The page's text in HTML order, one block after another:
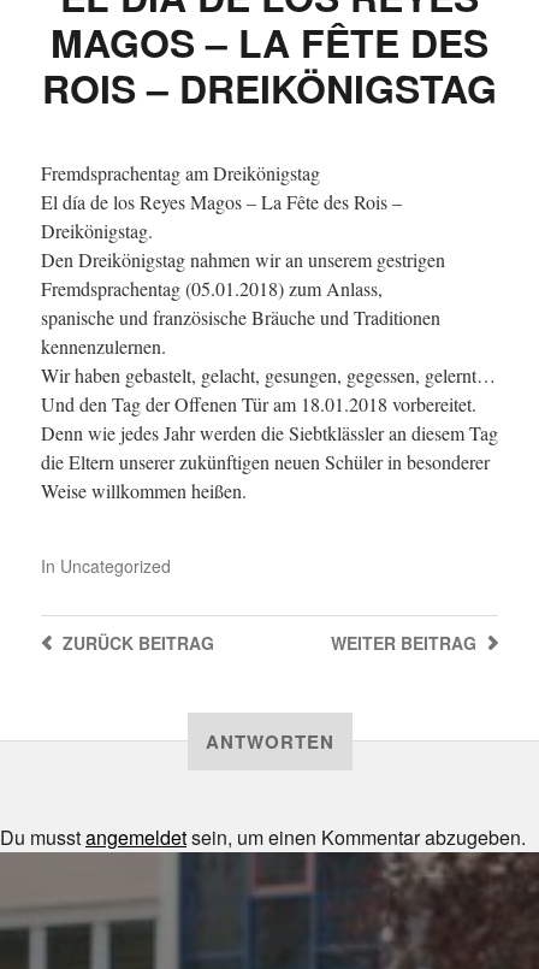
MAGOS – LA FÊTE DES
ROIS – DREIKÖNIGSTAG
Fremdsprachentag am Dreikönigstag
El día de los Reyes Magos – La Fête des Rois –
Dreikönigstag.
Den Dreikönigstag nahmen wir an unserem gestrigen
Fremdsprachentag (05.01.2018) zum Anlass,
spanische und französische Bräuche und Traditionen
kennenzulernen.
Wir haben gebastelt, gelacht, gesungen, gegessen, gelernt…
Und den Tag der Offenen Tür am 18.01.2018 vorbereitet.
Denn wie jedes Jahr werden die Siebtklässler an diesem Tag
die Eltern unserer zukünftigen neuen Schüler in besonderer
Weise willkommen heißen.
In Uncategorized
WEITER BEITRAG
ZURÜCKBEITRAG
ANTWORTEN
Du musstangemeldetsein, um einen Kommentar abzugeben.